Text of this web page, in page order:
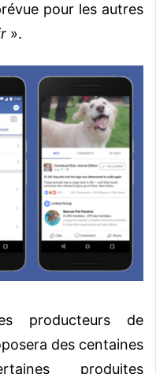
pour les autres
».
producteurs de
des centaines
produites